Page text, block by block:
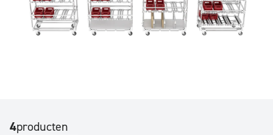
4producten